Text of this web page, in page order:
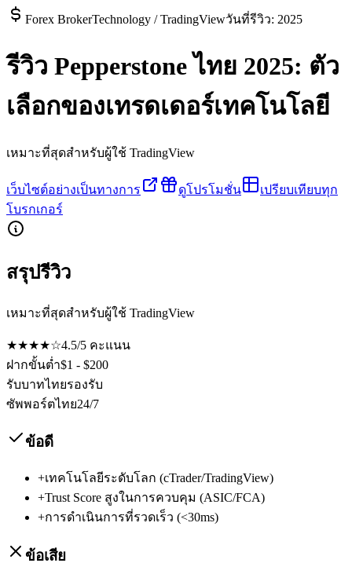
Forex BrokerTechnology / TradingViewวันที่รีวิว: 2025
รีวิว Pepperstone ไทย 2025: ตัว
เลือกของเทรดเดอร์เทคโนโลยี
เหมาะที่สุดสำหรับผู้ใช้ TradingView
เว็บไซต์อย่างเป็นทางการ ดูโปรโมชั่น
เปรียบเทียบทุก
โบรกเกอร์
สรุปรีวิว
เหมาะที่สุดสำหรับผู้ใช้ TradingView
★★★★☆4.5/5 คะแนน
ฝากขั้นต่ำ$1 - $200
รับบาทไทยรองรับ
ซัพพอร์ตไทย24/7
ข้อดี
+เทคโนโลยีระดับโลก (cTrader/TradingView)
+Trust Score สูงในการควบคุม (ASIC/FCA)
+การดำเนินการที่รวดเร็ว (<30ms)
ข้อเสีย